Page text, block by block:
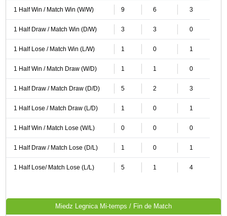
1 Half Win / Match Win (W/W) 9 6 3
1 Half Draw / Match Win (D/W) 3 3 0
1 Half Lose / Match Win (L/W) 1 0 1
1 Half Win / Match Draw (W/D) 1 1 0
1 Half Draw / Match Draw (D/D) 5 2 3
1 Half Lose / Match Draw (L/D) 1 0 1
1 Half Win / Match Lose (W/L) 0 0 0
1 Half Draw / Match Lose (D/L) 1 0 1
1 Half Lose/ Match Lose (L/L) 5 1 4
Miedz Legnica Mi-temps / Fin de Match